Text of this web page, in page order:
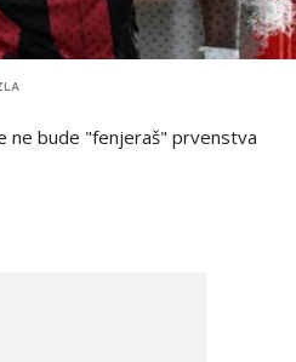
ne bude "fenjeraš" prvenstva